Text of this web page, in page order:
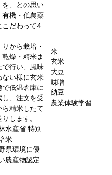
を、との思い
有機・低農薬
こだわって4
から栽培・
乾燥・精米ま
で行い、風味
ない様に玄米
で低温倉庫に
し、注文を受
ら精米したて
します。
水産省 特別
米
県環境に優
農産物認定
米
玄米
大豆
味噌
納豆
農業体験学習